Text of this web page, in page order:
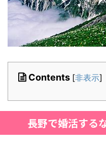
Contents [非表示]
長野で婚活する